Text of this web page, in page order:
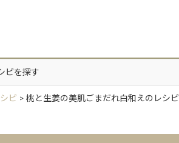
ピを探す
ピ > 桃と生姜の美肌ごまだれ白和えのレシピ